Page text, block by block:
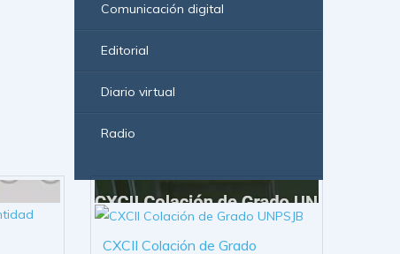
Comunicación digital
Editorial
Diario virtual
Radio
CXCII Colación de Grado